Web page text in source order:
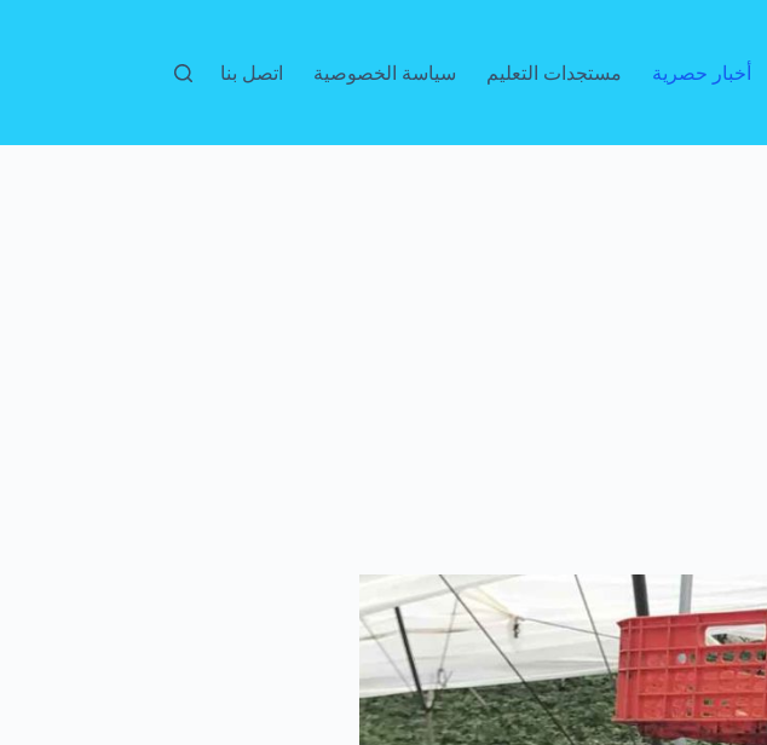
أخبار حصرية مستجدات التعليم سياسة الخصوصية اتصل بنا